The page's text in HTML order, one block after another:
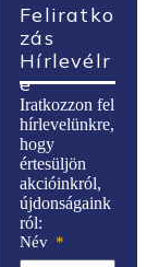
Feliratko
Zás
Hírlevélr
E
Iratkozzon fel
hírlevelünkre,
hogy
értesüljön
akcióinkról,
újdonságaink
ról:
Név